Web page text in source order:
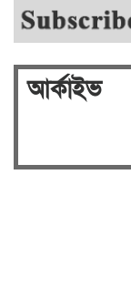
আর্কাইভ